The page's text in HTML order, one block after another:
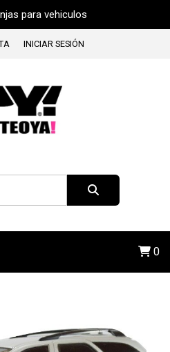
para vehiculos
INICIAR SESIÓN
0